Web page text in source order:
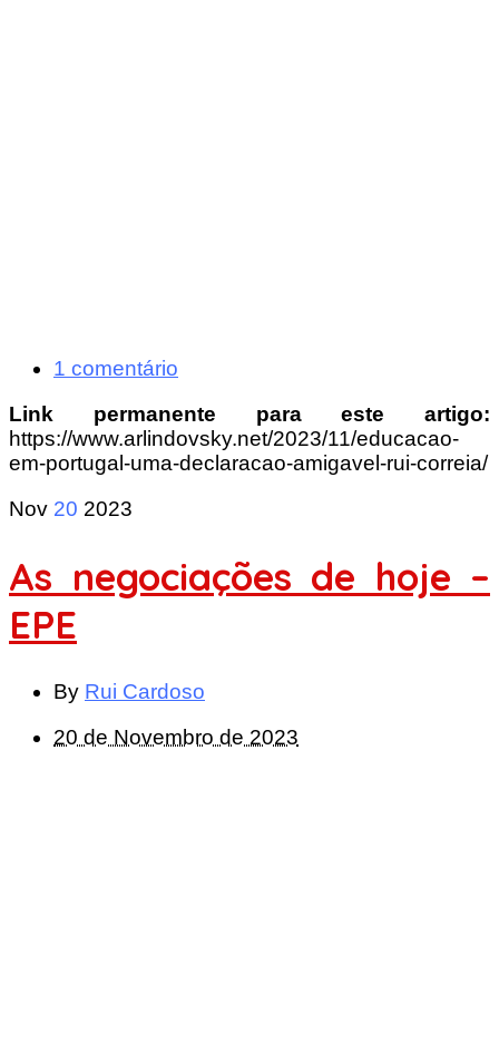
1 comentário
Link permanente para este artigo:
https://www.arlindovsky.net/2023/11/educacao-
em-portugal-uma-declaracao-amigavel-rui-correia/
Nov 20 2023
As negociações de hoje –
EPE
By Rui Cardoso
20 de Novembro de 2023